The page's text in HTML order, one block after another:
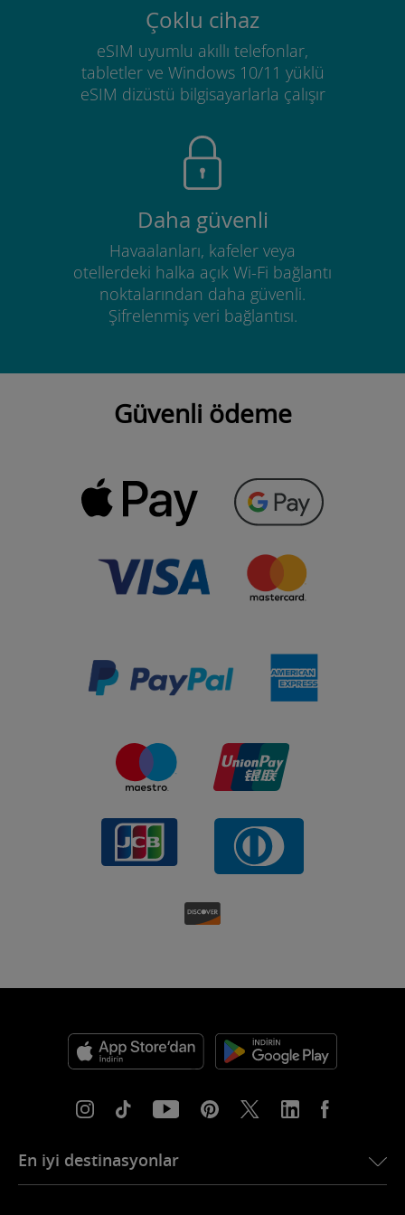
Çoklu cihaz
eSIM uyumlu akıllı telefonlar,
tabletler ve Windows 10/11 yüklü
eSIM dizüstü bilgisayarlarla çalışır
Daha güvenli
Havaalanları, kafeler veya
otellerdeki halka açık Wi-Fi bağlantı
noktalarından daha güvenli.
Şifrelenmiş veri bağlantısı.
Güvenli ödeme
En iyi destinasyonlar